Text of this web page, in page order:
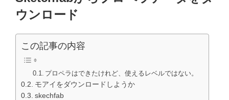
ウンロード
この記事の内容
プロペラはできたけれど、使えるレベルではない。
モアイをダウンロードしようか
skechfab